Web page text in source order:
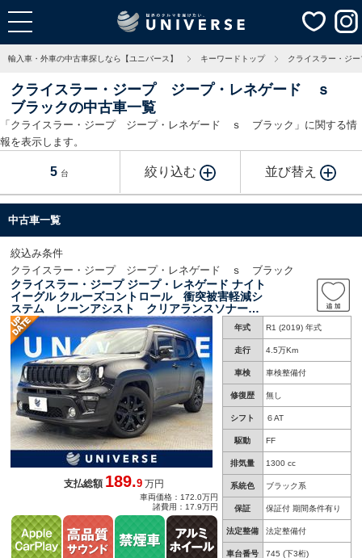
輸入車・外車の中古車探しなら【ユニバース】 キーワードトップ クライスラー・ジ
クライスラー・ジープ ジープ・レネゲード ｓ
ブラックの中古車一覧
「クライスラー・ジープ ジープ・レネゲード ｓ ブラック」に関する情
報を表示します。
5 台 絞り込む 並び替え
中古車一覧
絞込み条件
クライスラー・ジープ ジープ・レネゲード ｓ ブラック
クライスラー・ジープ ジープ・レネゲード ナイト
イーグル クルーズコントロール 衝突被害軽減シ
ステム レーンアシスト クリアランスソナー
バックカメラ アップルカープレイ Ｂｌｕｅｔ
ｏｏｔｈ ビーツサウンド デュアルオートエ
ア 禁煙車 ＥＴＣ
年式 R1 (2019) 年式
走行 4.5万Km
車検 車検整備付
修復歴 無し
シフト ６AT
駆動 FF
排気量 1300 cc
系統色 ブラック系
保証 保証付 期間条件有り
法定整備 法定整備付
車台番号 745 (下3桁)
支払総額189.9 万円
車両価格：172.0万円
諸費用：17.9万円